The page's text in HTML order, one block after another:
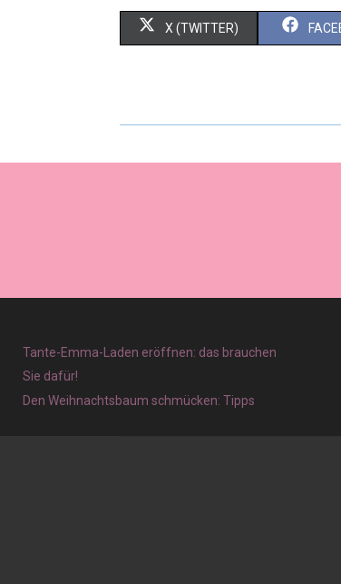
X (TWITTER)
Tante-Emma-Laden eröffnen: das brauchen
Sie dafür!
Den Weihnachtsbaum schmücken: Tipps